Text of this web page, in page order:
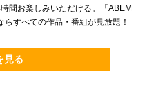
間お楽しみいただける。「ABEM
らすべての作品・番組が見放題！
見る